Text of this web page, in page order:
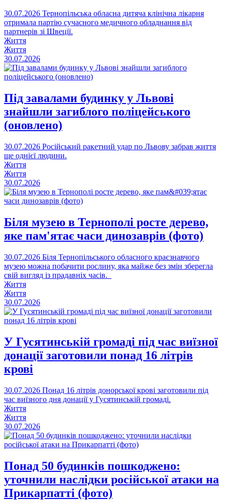
30.07.2026 Тернопільська обласна дитяча клінічна лікарня
отримала партію сучасного медичного обладнання від
партнерів зі Швеції.
Життя
Життя
30.07.2026
Під завалами будинку у Львові
знайшли загиблого поліцейського
(оновлено)
30.07.2026 Російський ракетний удар по Львову забрав життя
ще однієї людини.
Життя
Життя
30.07.2026
Біля музею в Тернополі росте дерево,
яке пам'ятає часи динозаврів (фото)
30.07.2026 Біля Тернопільського обласного краєзнавчого
музею можна побачити рослину, яка майже без змін зберегла
свій вигляд із прадавніх часів.
Життя
Життя
30.07.2026
У Гусятинській громаді під час виїзної
донації заготовили понад 16 літрів
крові
30.07.2026 Понад 16 літрів донорської крові заготовили під
час виїзного дня донації у Гусятинській громаді.
Життя
Життя
30.07.2026
Понад 50 будинків пошкоджено:
уточнили наслідки російської атаки на
Прикарпатті (фото)